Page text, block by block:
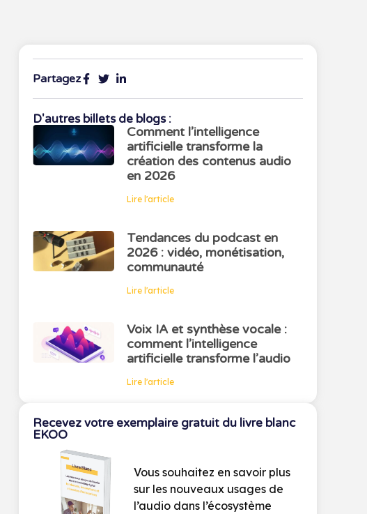
Partagez
D'autres billets de blogs :
Comment l’intelligence
artificielle transforme la
création des contenus audio
en 2026
Lire l'article
Tendances du podcast en
2026 : vidéo, monétisation,
communauté
Lire l'article
Voix IA et synthèse vocale :
comment l’intelligence
artificielle transforme l’audio
Lire l'article
Recevez votre exemplaire gratuit du livre blanc
EKOO
Vous souhaitez en savoir plus
sur les nouveaux usages de
l’audio dans l’écosystème